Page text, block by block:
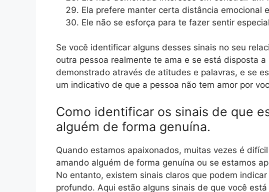
Ela prefere manter certa distância emocional
Ele não se esforça para te fazer sentir
Se você identificar alguns desses sinais no seu
outra pessoa realmente te ama e se está disposta
demonstrado através de atitudes e palavras, e se
um indicativo de que a pessoa não tem amor por
Como identificar os sinais de que
alguém de forma genuína.
Quando estamos apaixonados, muitas vezes é
amando alguém de forma genuína ou se estamos
No entanto, existem sinais claros que podem
profundo. Aqui estão alguns sinais de que você